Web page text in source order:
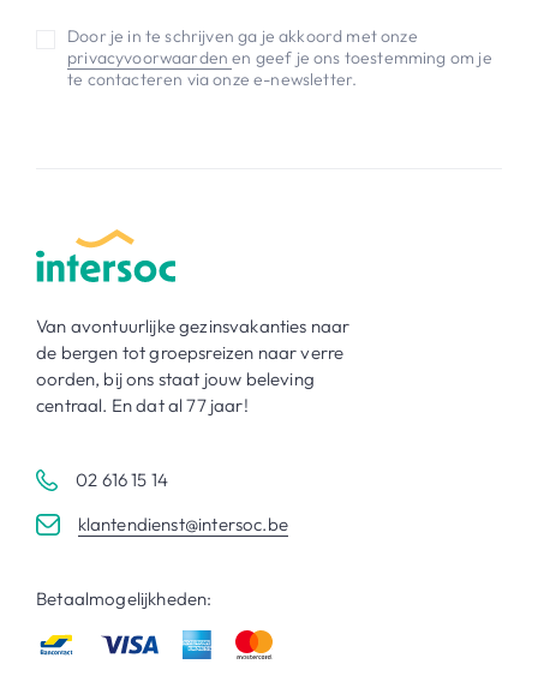
Door je in te schrijven ga je akkoord met onze
privacyvoorwaardenen geef je ons toestemming om je
te contacteren via onze e-newsletter.
Van avontuurlijke gezinsvakanties naar
de bergen tot groepsreizen naar verre
oorden, bij ons staat jouw beleving
centraal. En dat al 77 jaar!
02 616 15 14
klantendienst@intersoc.be
Betaalmogelijkheden: